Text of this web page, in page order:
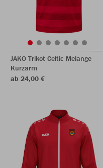
JAKO Trikot Celtic Melange
Kurzarm
ab 24,00 €